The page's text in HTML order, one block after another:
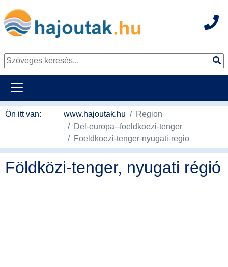
Ön itt van: www.hajoutak.hu
Region
Del-europa--foeldkoezi-tenger
Foeldkoezi-tenger-nyugati-regio
Földközi-tenger, nyugati régió